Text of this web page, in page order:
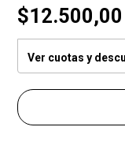
$12.500,00
Ver cuotas y